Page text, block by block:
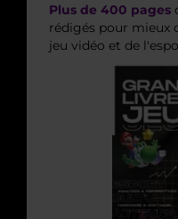
Plus de 400 pages
rédigés pour mieux
jeu vidéo et de